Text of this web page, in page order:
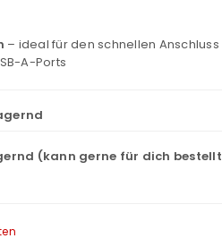
– ideal für den schnellen Anschluss
A-Ports
(kann gerne für dich bestellt